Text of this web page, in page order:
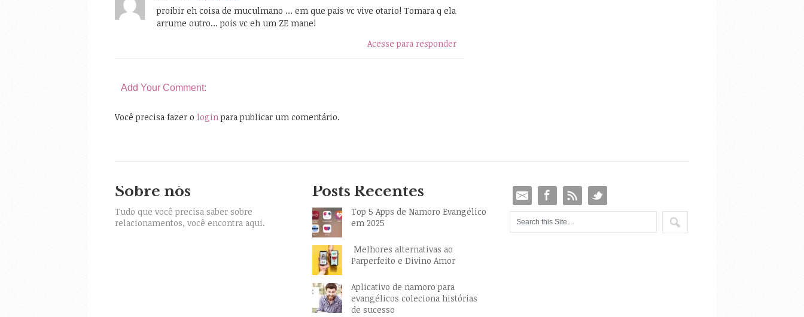
proibir eh coisa de muculmano … em que pais vc vive otario! Tomara q ela
arrume outro… pois vc eh um ZE mane!
Acesse para responder
Add Your Comment:
Você precisa fazer o login para publicar um comentário.
Sobre nós
Tudo que você precisa saber sobre
relacionamentos, você encontra aqui.
Posts Recentes
Top 5 Apps de Namoro Evangélico
em 2025
Melhores alternativas ao
Parperfeito e Divino Amor
Aplicativo de namoro para
evangélicos coleciona histórias
de sucesso